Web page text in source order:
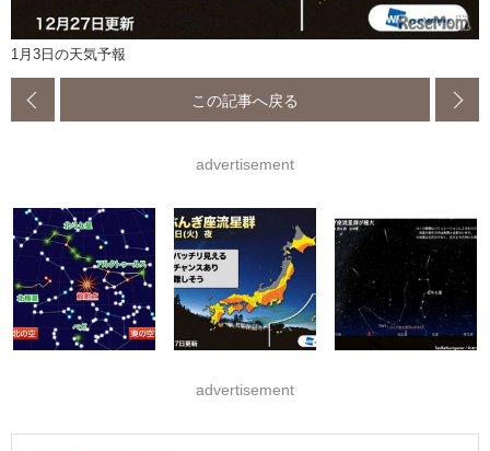
1月3日の天気予報
この記事へ戻る
advertisement
advertisement